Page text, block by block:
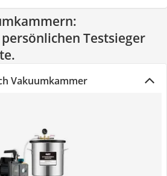
Testsieger
Vakuumkammer